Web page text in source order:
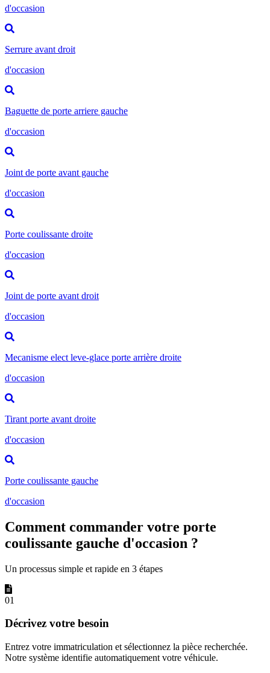
d'occasion
Serrure avant droit
d'occasion
Baguette de porte arriere gauche
d'occasion
Joint de porte avant gauche
d'occasion
Porte coulissante droite
d'occasion
Joint de porte avant droit
d'occasion
Mecanisme elect leve-glace porte arrière droite
d'occasion
Tirant porte avant droite
d'occasion
Porte coulissante gauche
d'occasion
Comment commander votre porte
coulissante gauche d'occasion ?
Un processus simple et rapide en 3 étapes
01
Décrivez votre besoin
Entrez votre immatriculation et sélectionnez la pièce recherchée.
Notre système identifie automatiquement votre véhicule.